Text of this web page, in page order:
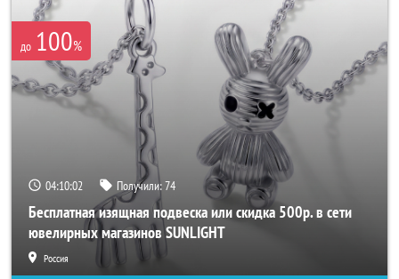
до 100%
04:10:00 Получили:74
Бесплатная изящная подвеска или скидка 500р. в сети
ювелирных магазинов SUNLIGHT
Россия